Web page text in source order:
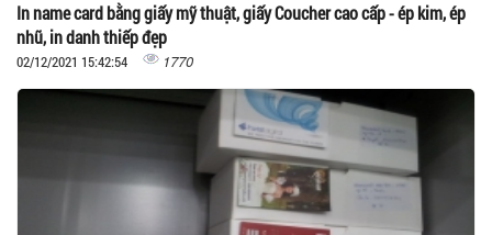
In name card bằng giấy mỹ thuật, giấy Coucher cao cấp - ép kim, ép
nhũ, in danh thiếp đẹp
02/12/2021 15:42:54 1770